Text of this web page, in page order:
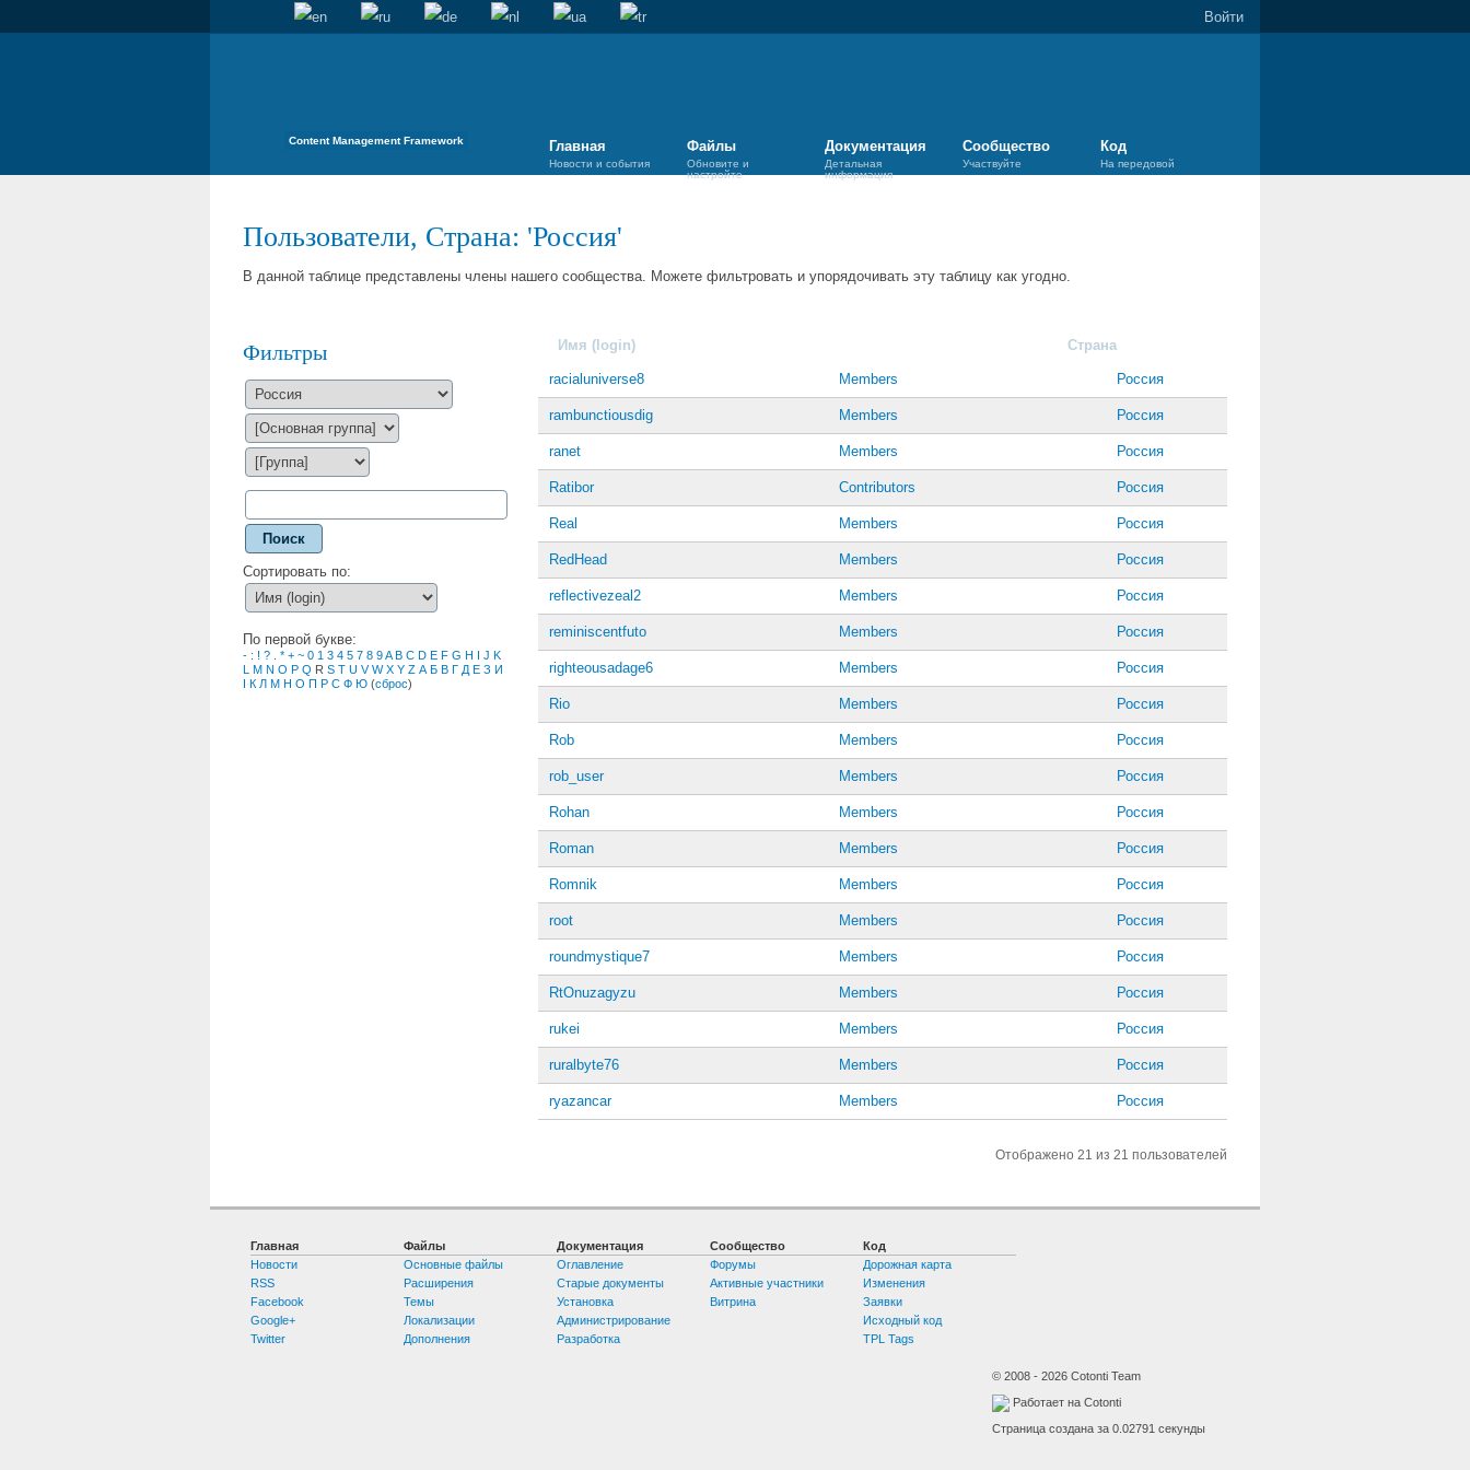
Войти
Content Management Framework Главная
Новости и события
Файлы
Обновите и
настройте
Документация
Детальная
информация
Сообщество
Участвуйте
Код
На передовой
Пользователи, Страна: 'Россия'
В данной таблице представлены члены нашего сообщества. Можете фильтровать и упорядочивать эту таблицу как угодно.
Фильтры
Поиск
Сортировать по:
По первой букве:
- : ! ? * + ~ 0 1 3 4 5 7 8 9A B C D E F G H J K
M N O P Q R S T U V W X Y Z А Б В Г Д Е З И
К Л М Н О П Р С Ф Ю (сброс)
Имя (login) Страна
racialuniverse8 Members Россия
rambunctiousdig Members Россия
ranet Members Россия
Ratibor Contributors Россия
Real Members Россия
RedHead Members Россия
reflectivezeal2 Members Россия
reminiscentfuto Members Россия
righteousadage6 Members Россия
Rio Members Россия
Rob Members Россия
rob_user Members Россия
Rohan Members Россия
Roman Members Россия
Romnik Members Россия
root Members Россия
roundmystique7 Members Россия
RtOnuzagyzu Members Россия
rukei Members Россия
ruralbyte76 Members Россия
ryazancar Members Россия
Отображено 21 из 21 пользователей
Главная
Новости
RSS
Facebook
Google+
Twitter
Файлы
Основные файлы
Расширения
Темы
Локализации
Дополнения
Документация
Оглавление
Старые документы
Установка
Администрирование
Разработка
Сообщество
Форумы
Активные участники
Витрина
Код
Дорожная карта
Изменения
Заявки
Исходный код
TPL Tags
© 2008 - 2026 Cotonti Team
Работает на Cotonti
Страница создана за 0.02791 секунды